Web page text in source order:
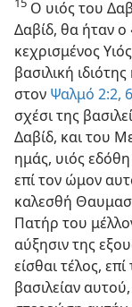
Ο υιός του
Δαβίδ, θα ήταν ο
κεχρισμένος
βασιλική
στον Ψαλμό 2:2,
σχέσι της
Δαβίδ, και του
ημάς, υιός εδόθη
επί τον ώμον
καλεσθή
Πατήρ του
αύξησιν της
είσθαι τέλος,
βασιλείαν